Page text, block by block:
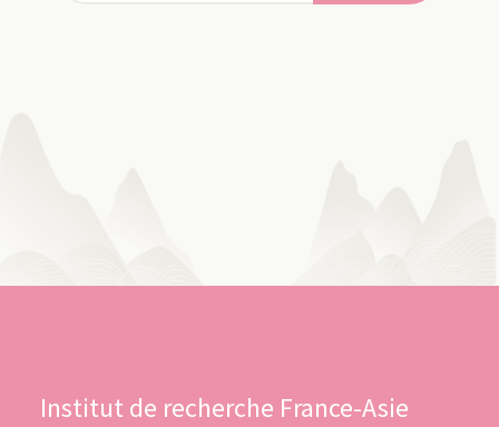
Institut de recherche France-Asie